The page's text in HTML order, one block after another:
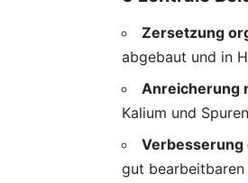
Zersetzung
abgebaut und in
Anreicherung
Kalium und
gut bearbeitbaren